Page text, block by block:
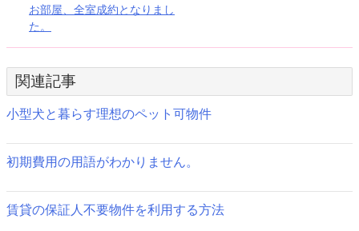
ゲ
ー
シ
ョ
お部屋、全室成約となりまし
た。
関連記事
小型犬と暮らす理想のペット可物件
初期費用の用語がわかりません。
賃貸の保証人不要物件を利用する方法